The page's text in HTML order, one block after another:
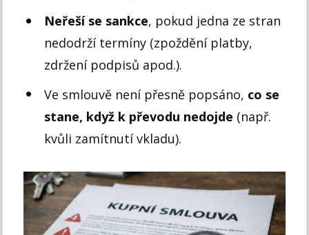
Neřeší se sankce, pokud jedna ze stran
nedodrží termíny (zpoždění platby,
zdržení podpisů apod.).
Ve smlouvě není přesně popsáno, co se
stane, když k převodu nedojde (např.
kvůli zamítnutí vkladu).